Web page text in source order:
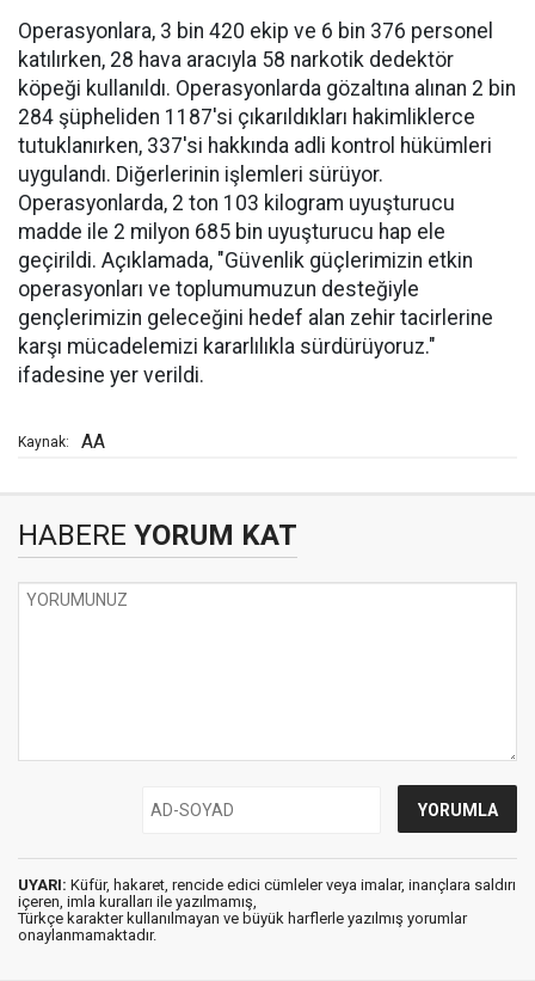
Operasyonlara, 3 bin 420 ekip ve 6 bin 376 personel
katılırken, 28 hava aracıyla 58 narkotik dedektör
köpeği kullanıldı. Operasyonlarda gözaltına alınan 2 bin
284 şüpheliden 1187'si çıkarıldıkları hakimliklerce
tutuklanırken, 337'si hakkında adli kontrol hükümleri
uygulandı. Diğerlerinin işlemleri sürüyor.
Operasyonlarda, 2 ton 103 kilogram uyuşturucu
madde ile 2 milyon 685 bin uyuşturucu hap ele
geçirildi. Açıklamada, "Güvenlik güçlerimizin etkin
operasyonları ve toplumumuzun desteğiyle
gençlerimizin geleceğini hedef alan zehir tacirlerine
karşı mücadelemizi kararlılıkla sürdürüyoruz."
ifadesine yer verildi.
Kaynak: AA
HABERE YORUM KAT
UYARI: Küfür, hakaret, rencide edici cümleler veya imalar, inançlara saldırı
içeren, imla kuralları ile yazılmamış,
Türkçe karakter kullanılmayan ve büyük harflerle yazılmış yorumlar
onaylanmamaktadır.